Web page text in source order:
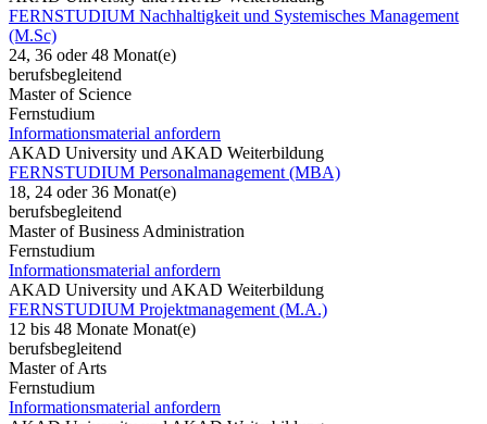
FERNSTUDIUM Nachhaltigkeit und Systemisches Management
(M.Sc)
24, 36 oder 48 Monat(e)
berufsbegleitend
Master of Science
Fernstudium
Informationsmaterial anfordern
AKAD University und AKAD Weiterbildung
FERNSTUDIUM Personalmanagement (MBA)
18, 24 oder 36 Monat(e)
berufsbegleitend
Master of Business Administration
Fernstudium
Informationsmaterial anfordern
AKAD University und AKAD Weiterbildung
FERNSTUDIUM Projektmanagement (M.A.)
12 bis 48 Monate Monat(e)
berufsbegleitend
Master of Arts
Fernstudium
Informationsmaterial anfordern